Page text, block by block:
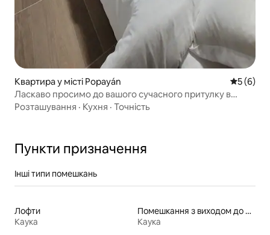
Квартира у місті Popayán Середня
5 (6)
Ласкаво просимо до вашого сучасного притулку в
Попаяні
Розташування · Кухня · Точність
Пункти призначення
Інші типи помешкань
Лофти
Каука
Помешкання з виходом до озера
Каука